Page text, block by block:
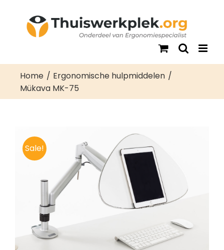
Home
Ergonomische hulpmiddelen
Mükava MK-75
Sale!